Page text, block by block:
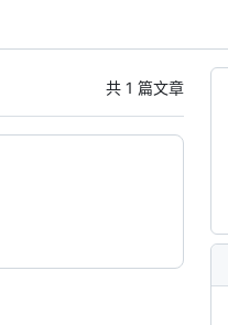
共 1 篇文章